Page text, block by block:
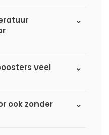
veel
ook zonder